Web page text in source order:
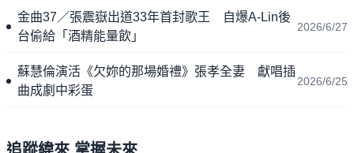
金曲37／張震嶽出道33年首封歌王 自爆A-Lin後
台偷給「酒精能量飲」
2026/6/27
蘇慧倫演活《欠妳的那場婚禮》張孝全妻 獻唱插
曲成劇中彩蛋
2026/6/25